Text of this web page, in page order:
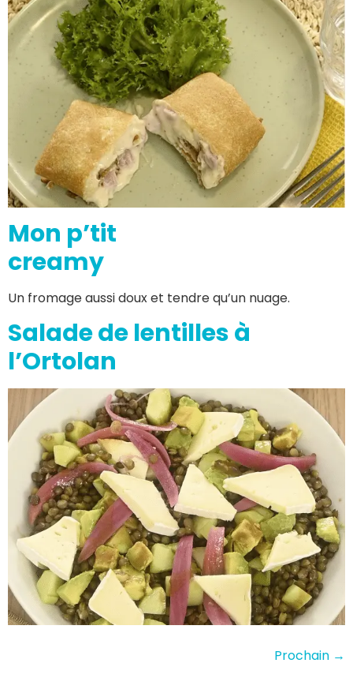
Mon p’tit
creamy
Un fromage aussi doux et tendre qu’un nuage.
Salade de lentilles à
l’Ortolan
Prochain →